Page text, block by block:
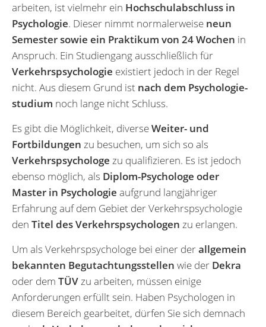
arbeiten, ist vielmehr ein Hochschulabschluss in
Psychologie. Dieser nimmt normalerweise neun
Semester sowie ein Praktikum von 24 Wochen in
Anspruch. Ein Studiengang ausschließlich für
Verkehrs­psychologie existiert jedoch in der Regel
nicht. Aus diesem Grund ist nach dem Psychologie­
studium noch lange nicht Schluss.
Es gibt die Möglichkeit, diverseWeiter- und
Fortbildungen zu besuchen, um sich so als
Verkehrspsychologe zu qualifizieren. Es ist jedoch
ebenso möglich, als Diplom-Psychologe oder
Master in Psychologie aufgrund langjähriger
Erfahrung auf dem Gebiet der Verkehrspsychologie
den Titel des Verkehrspsychologen zu erlangen.
Um als Verkehrspsychologe bei einer derallgemein
bekannten Begutachtungsstellen wie der Dekra
oder dem TÜVzu arbeiten, müssen einige
Anforderungen erfüllt sein. Haben Psychologen in
diesem Bereich gearbeitet, dürfen Sie sich demnach